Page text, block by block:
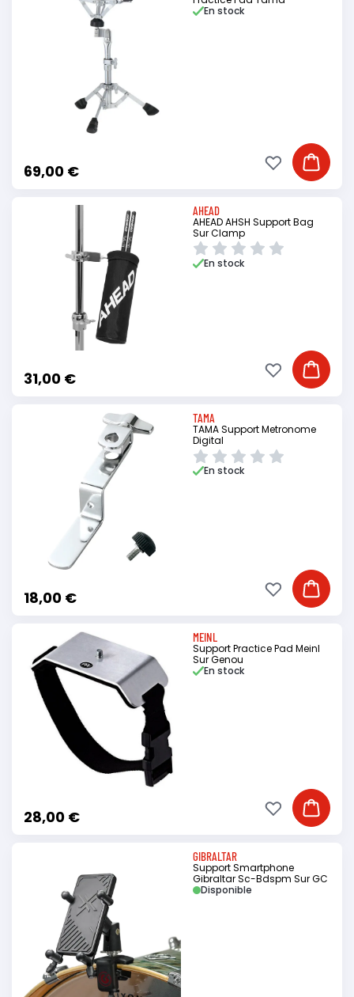
69,00 €
En stock
Ajouter
Ajouter à ma
AHEAD
AHEAD AHSH Support Bag
Sur Clamp
31,00 €
En stock
Ajouter
Ajouter à ma
TAMA
TAMA Support Metronome
Digital
18,00 €
En stock
Ajouter
Ajouter à ma
MEINL
Support Practice Pad Meinl
Sur Genou
28,00 €
En stock
Ajouter
Ajouter à ma
GIBRALTAR
Support Smartphone
Gibraltar Sc-Bdspm Sur GC
Disponible